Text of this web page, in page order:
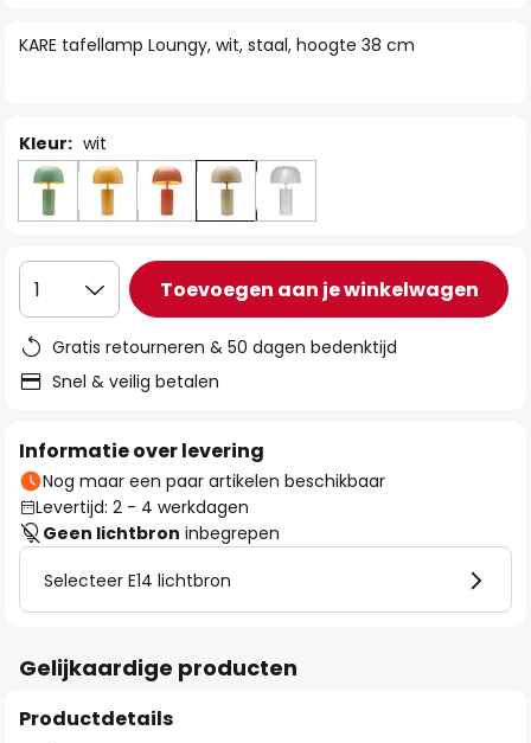
van
KARE tafellamp Loungy, wit, staal, hoogte 38 cm
Kleur: wit
1 Toevoegen aan je winkelwagen
Gratis retourneren & 50 dagen bedenktijd
Snel & veilig betalen
Informatie over levering
Nog maar een paar artikelen beschikbaar
Levertijd: 2 - 4 werkdagen
Geen lichtbron inbegrepen
Selecteer E14 lichtbron
Gelijkaardige producten
Productdetails